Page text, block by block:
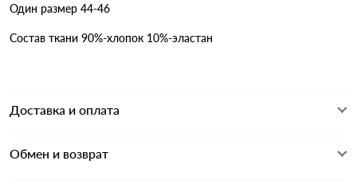
Один размер 44-46
Состав ткани 90%-хлопок 10%-эластан
Доставка и оплата
Обмен и возврат